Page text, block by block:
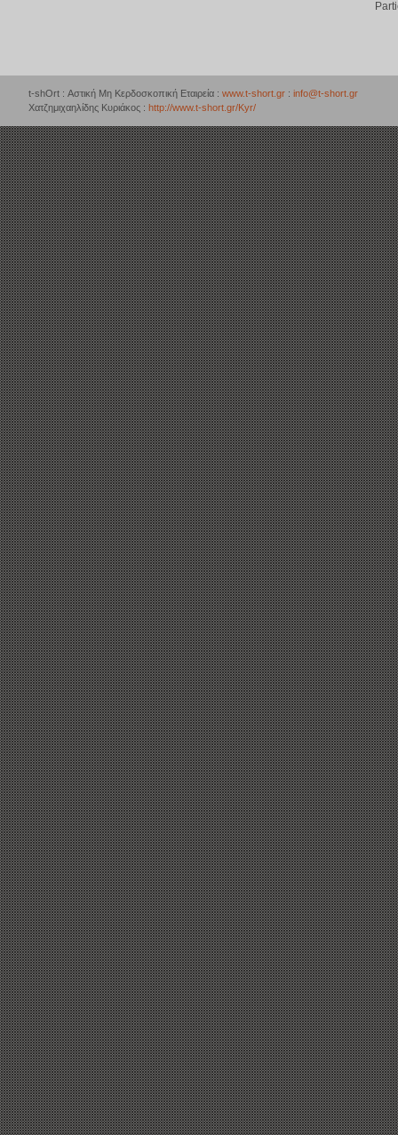
t-shOrt : Αστική Μη Κερδοσκοπική Εταιρεία : www.t-short.gr : info@t-short.gr
Χατζημιχαηλίδης Κυριάκος : http://www.t-short.gr/Kyr/